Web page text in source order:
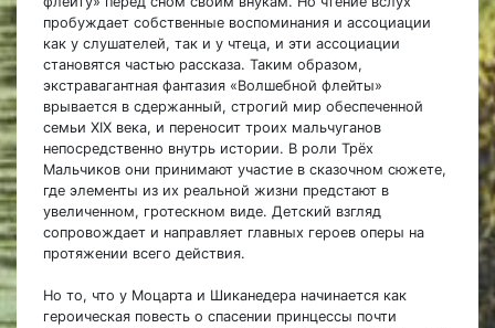
пробуждает собственные воспоминания и ассоциации
как у слушателей, так и у чтеца, и эти ассоциации
становятся частью рассказа. Таким образом,
экстравагантная фантазия «Волшебной флейты»
врывается в сдержанный, строгий мир обеспеченной
семьи XIX века, и переносит троих мальчуганов
непосредственно внутрь истории. В роли Трёх
Мальчиков они принимают участие в сказочном сюжете,
где элементы из их реальной жизни предстают в
увеличенном, гротескном виде. Детский взгляд
сопровождает и направляет главных героев оперы на
протяжении всего действия.
Но то, что у Моцарта и Шиканедера начинается как
героическая повесть о спасении принцессы почти